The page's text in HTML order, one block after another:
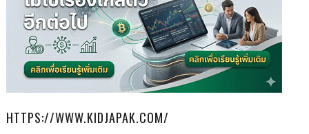
HTTPS://WWW.KIDJAPAK.COM/